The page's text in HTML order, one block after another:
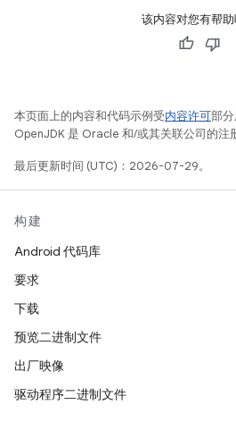
该内容对您有帮助
本页面上的内容和代码示例受内容许可部
OpenJDK 是 Oracle 和/或其关联公司的注
最后更新时间 (UTC)：2026-07-29。
构建
Android 代码库
要求
下载
预览二进制文件
出厂映像
驱动程序二进制文件